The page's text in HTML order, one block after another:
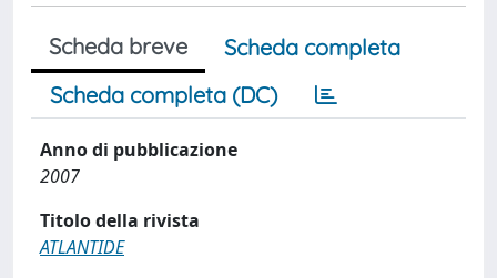
Scheda breve
Scheda completa
Scheda completa (DC)
Anno di pubblicazione
2007
Titolo della rivista
ATLANTIDE